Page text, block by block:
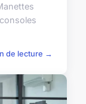
de lecture →